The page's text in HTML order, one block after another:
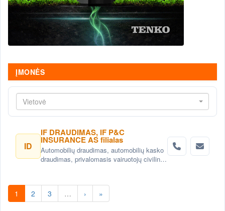
ĮMONĖS
Vietovė
ID
IF DRAUDIMAS, IF P&C
INSURANCE AS filialas
Automobilių draudimas, automobilių kasko
draudimas, privalomasis vairuotojų civilinės
1 2 3 … › »